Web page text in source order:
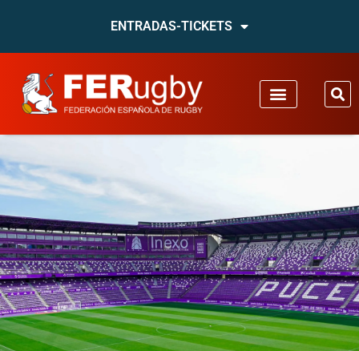
ENTRADAS-TICKETS